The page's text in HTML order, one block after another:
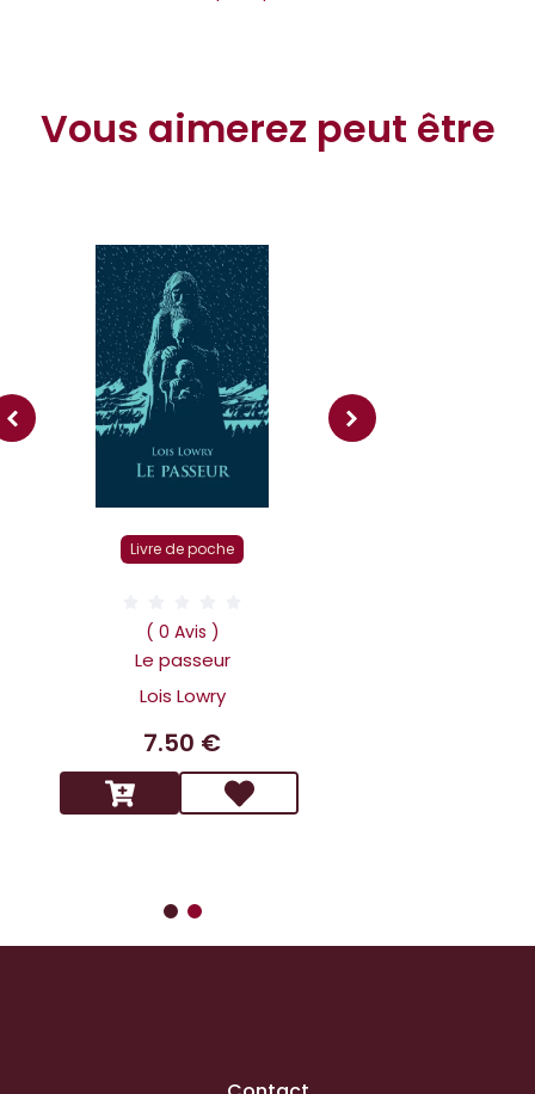
Vous aimerez peut être
Livre de poche
( 0 Avis )
Le passeur
Lois Lowry
7.50 €